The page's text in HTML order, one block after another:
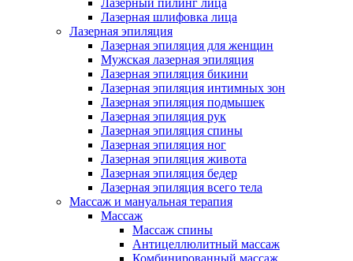
Лазерный пилинг лица
Лазерная шлифовка лица
Лазерная эпиляция
Лазерная эпиляция для женщин
Мужская лазерная эпиляция
Лазерная эпиляция бикини
Лазерная эпиляция интимных зон
Лазерная эпиляция подмышек
Лазерная эпиляция рук
Лазерная эпиляция спины
Лазерная эпиляция ног
Лазерная эпиляция живота
Лазерная эпиляция бедер
Лазерная эпиляция всего тела
Массаж и мануальная терапия
Массаж
Массаж спины
Антицеллюлитный массаж
Комбинированный массаж